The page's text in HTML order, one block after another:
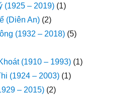
(1925 – 2019) (1)
(Diên An) (2)
(1932 – 2018) (5)
(1910 – 1993) (1)
(1924 – 2003) (1)
– 2015) (2)